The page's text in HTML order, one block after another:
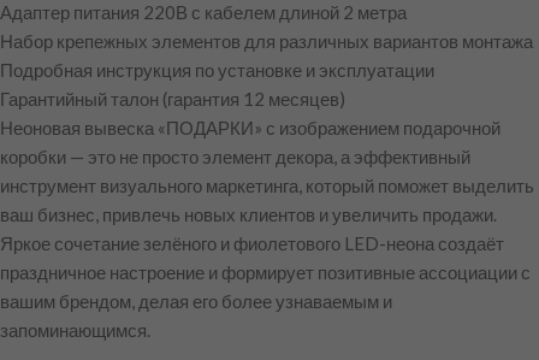
Адаптер питания 220В с кабелем длиной 2 метра
Набор крепежных элементов для различных вариантов монтажа
Подробная инструкция по установке и эксплуатации
Гарантийный талон (гарантия 12 месяцев)
Неоновая вывеска «ПОДАРКИ» с изображением подарочной
коробки — это не просто элемент декора, а эффективный
инструмент визуального маркетинга, который поможет выделить
ваш бизнес, привлечь новых клиентов и увеличить продажи.
Яркое сочетание зелёного и фиолетового LED-неона создаёт
праздничное настроение и формирует позитивные ассоциации с
вашим брендом, делая его более узнаваемым и
запоминающимся.